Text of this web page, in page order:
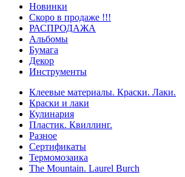
Новинки
Скоро в продаже !!!
РАСПРОДАЖА
Альбомы
Бумага
Декор
Инструменты
Клеевые материалы. Краски. Лаки.
Краски и лаки
Кулинария
Пластик. Квиллинг.
Разное
Сертификаты
Термомозаика
The Mountain. Laurel Burch